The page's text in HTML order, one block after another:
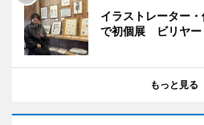
イラストレーター
で初個展 ビリヤー
もっと見る